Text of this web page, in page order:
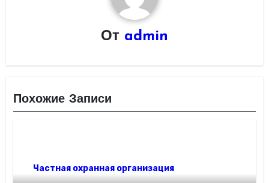
От admin
Похожие Записи
Частная охранная организация